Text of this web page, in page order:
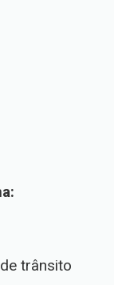
trânsito